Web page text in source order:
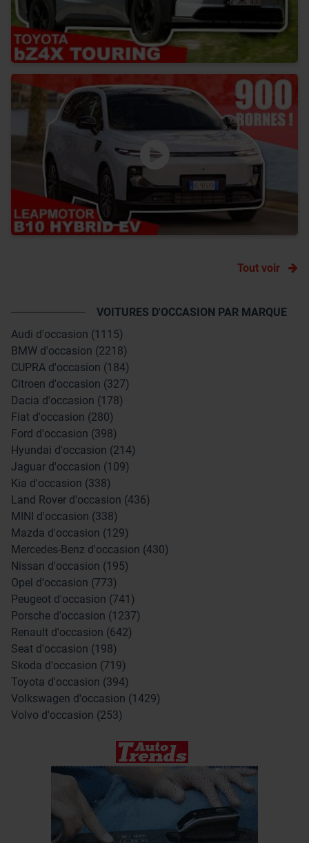
Tout voir
VOITURES D'OCCASION PAR MARQUE
Audi d'occasion (1115)
BMW d'occasion (2218)
CUPRA d'occasion (184)
Citroen d'occasion (327)
Dacia d'occasion (178)
Fiat d'occasion (280)
Ford d'occasion (398)
Hyundai d'occasion (214)
Jaguar d'occasion (109)
Kia d'occasion (338)
Land Rover d'occasion (436)
MINI d'occasion (338)
Mazda d'occasion (129)
Mercedes-Benz d'occasion (430)
Nissan d'occasion (195)
Opel d'occasion (773)
Peugeot d'occasion (741)
Porsche d'occasion (1237)
Renault d'occasion (642)
Seat d'occasion (198)
Skoda d'occasion (719)
Toyota d'occasion (394)
Volkswagen d'occasion (1429)
Volvo d'occasion (253)